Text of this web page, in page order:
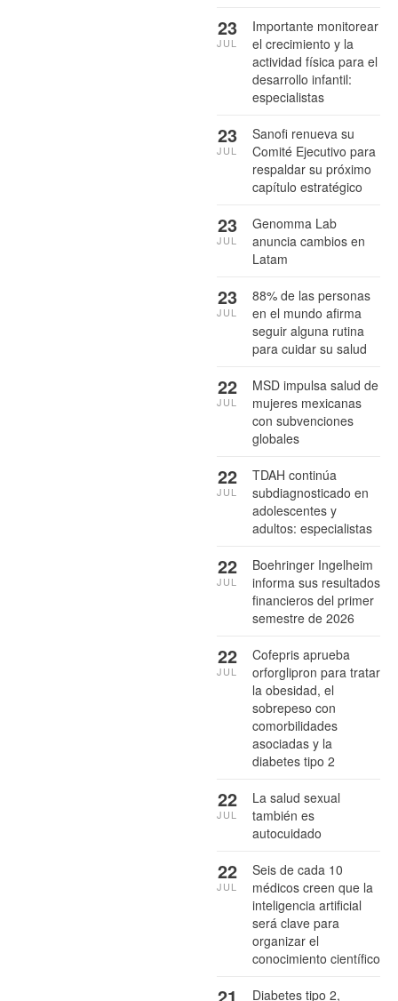
Importante monitorear
el crecimiento y la
actividad física para el
desarrollo infantil:
especialistas
23
JUL
Sanofi renueva su
Comité Ejecutivo para
respaldar su próximo
capítulo estratégico
23
JUL
Genomma Lab
anuncia cambios en
Latam
23
JUL
88% de las personas
en el mundo afirma
seguir alguna rutina
para cuidar su salud
23
JUL
MSD impulsa salud de
mujeres mexicanas
con subvenciones
globales
22
JUL
TDAH continúa
subdiagnosticado en
adolescentes y
adultos: especialistas
22
JUL
Boehringer Ingelheim
informa sus resultados
financieros del primer
semestre de 2026
22
JUL
Cofepris aprueba
orforglipron para tratar
la obesidad, el
sobrepeso con
comorbilidades
asociadas y la
diabetes tipo 2
22
JUL
La salud sexual
también es
autocuidado
22
JUL
Seis de cada 10
médicos creen que la
inteligencia artificial
será clave para
organizar el
conocimiento científico
22
JUL
Diabetes tipo 2,